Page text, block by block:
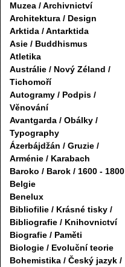
Muzea / Archivnictví
Architektura / Design
Arktida / Antarktida
Asie / Buddhismus
Atletika
Austrálie / Nový Zéland /
Tichomoří
Autogramy / Podpis /
Věnování
Avantgarda / Obálky /
Typography
Ázerbájdžán / Gruzie /
Arménie / Karabach
Baroko / Barok / 1600 - 1800
Belgie
Benelux
Bibliofilie / Krásné tisky /
Bibliografie / Knihovnictví
Biografie / Paměti
Biologie / Evoluční teorie
Bohemistika / Český jazyk /